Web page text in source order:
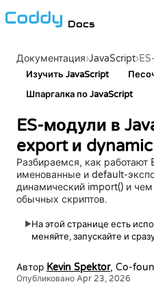
Docs
Документация›JavaScript›
Изучить JavaScript
Шпаргалка по JavaScript
ES-модули в
export и
Разбираемся, как работают
именованные и default-
динамический import() и чем
обычных скриптов.
▶На этой странице есть
меняйте, запускайте и
Автор Kevin Spektor, Co-
Опубликовано Apr 23, 2026